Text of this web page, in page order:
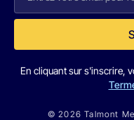
En cliquant sur s'inscrire,
© 2026 Talmont